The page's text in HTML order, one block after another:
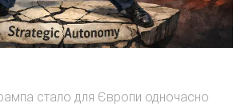
стало для Європи одночасно